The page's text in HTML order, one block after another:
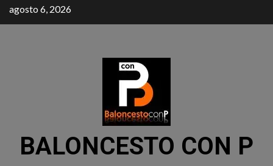
agosto 6, 2026
BALONCESTO CON P